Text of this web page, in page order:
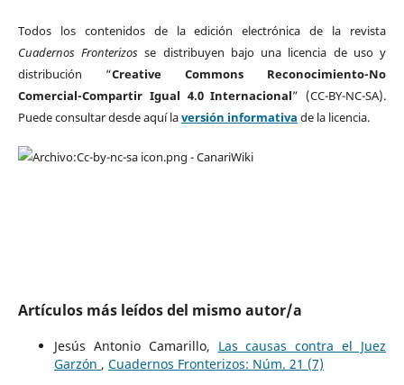
Todos los contenidos de la edición electrónica de la revista
Cuadernos Fronterizos se distribuyen bajo una licencia de uso y
distribución “Creative Commons Reconocimiento-No
Comercial-Compartir Igual 4.0 Internacional” (CC-BY-NC-SA).
Puede consultar desde aquí laversión informativa de la licencia.
Artículos más leídos del mismo autor/a
Jesús Antonio Camarillo, Las causas contra el Juez
Garzón , Cuadernos Fronterizos: Núm. 21 (7)